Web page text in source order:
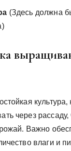
(Здесь должна
через рассаду,
Важно
влаги и